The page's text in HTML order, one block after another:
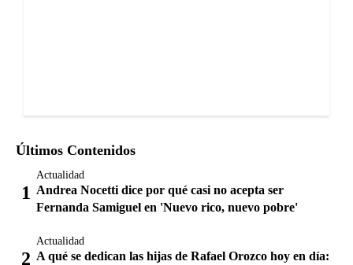
Últimos Contenidos
Actualidad
Andrea Nocetti dice por qué casi no acepta ser
Fernanda Samiguel en 'Nuevo rico, nuevo pobre'
Actualidad
A qué se dedican las hijas de Rafael Orozco hoy en día: